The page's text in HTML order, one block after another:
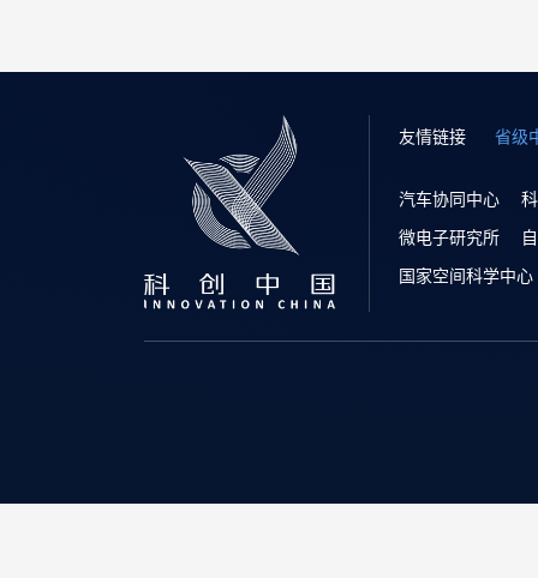
友情链接 省级
汽车协同中心
微电子研究所
国家空间科学中心